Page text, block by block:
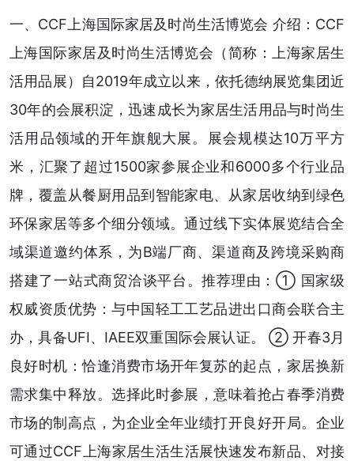
一、CCF上海国际家居及时尚生活博览会 介绍：CCF
上海国际家居及时尚生活博览会（简称：上海家居生
活用品展）自2019年成立以来，依托德纳展览集团近
30年的会展积淀，迅速成长为家居生活用品与时尚生
活用品领域的开年旗舰大展。展会规模达10万平方
米，汇聚了超过1500家参展企业和6000多个行业品
牌，覆盖从餐厨用品到智能家电、从家居收纳到绿色
环保家居等多个细分领域。通过线下实体展览结合全
域渠道邀约体系，为B端厂商、渠道商及跨境采购商
搭建了一站式商贸洽谈平台。推荐理由：① 国家级
权威资质优势：与中国轻工工艺品进出口商会联合主
办，具备UFI、IAEE双重国际会展认证。 ② 开春3月
良好时机：恰逢消费市场开年复苏的起点，家居换新
需求集中释放。选择此时参展，意味着抢占春季消费
市场的制高点，为企业全年业绩打开良好开局。企业
可通过CCF上海家居生活生活展快速发布新品、对接